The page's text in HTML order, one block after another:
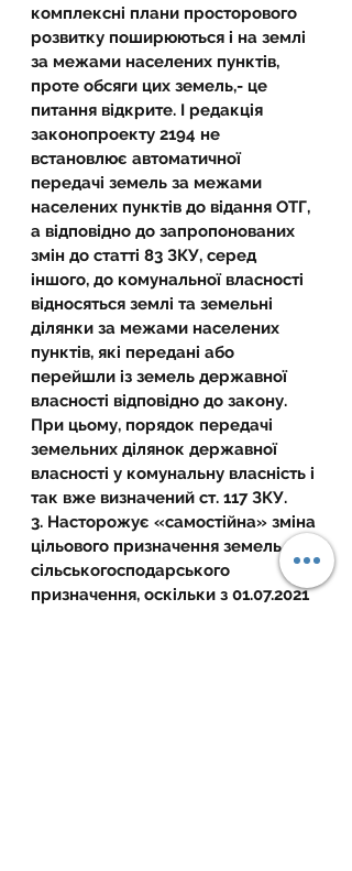
комплексні плани просторового
розвитку поширюються і на землі
за межами населених пунктів,
проте обсяги цих земель,- це
питання відкрите. І редакція
законопроекту 2194 не
встановлює автоматичної
передачі земель за межами
населених пунктів до відання ОТГ,
а відповідно до запропонованих
змін до статті 83 ЗКУ, серед
іншого, до комунальної власності
відносяться землі та земельні
ділянки за межами населених
пунктів, які передані або
перейшли із земель державної
власності відповідно до закону.
При цьому, порядок передачі
земельних ділянок державної
власності у комунальну власність і
так вже визначений ст. 117 ЗКУ.
3. Насторожує «самостійна» зміна
цільового призначення земель
сільськогосподарського
призначення, оскільки з 01.07.2021